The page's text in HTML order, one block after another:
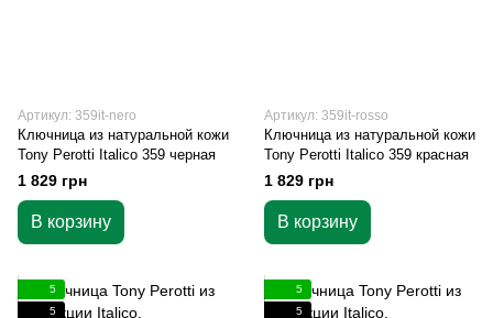
Артикул: 359it-nero
Ключница из натуральной кожи
Tony Perotti Italico 359 черная
1 829 грн
В корзину
Артикул: 359it-rosso
Ключница из натуральной кожи
Tony Perotti Italico 359 красная
1 829 грн
В корзину
5
5
5
5